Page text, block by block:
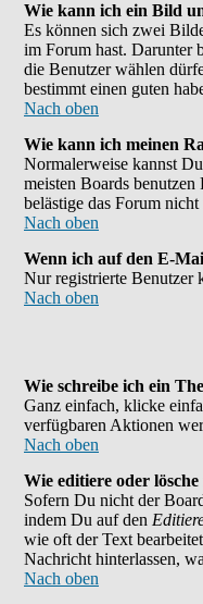
Wie kann ich ein Bild
Es können sich zwei
im Forum hast. Darunter
die Benutzer wählen
bestimmt einen guten
Nach oben
Wie kann ich meinen
Normalerweise kannst
meisten Boards
belästige das Forum
Nach oben
Wenn ich auf den E-
Nur registrierte Benutzer
Nach oben
Wie schreibe ich ein
Ganz einfach, klicke
verfügbaren Aktionen
Nach oben
Wie editiere oder
Sofern Du nicht der
indem Du auf den
wie oft der Text
Nachricht hinterlassen,
Nach oben